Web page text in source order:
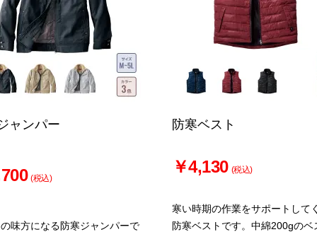
ャンパー
(税込)
味方になる防寒ジャンパーで
防寒ベスト
￥4,130 (税込)
寒い時期の作業をサポートして
防寒ベストです。中綿200gのベ